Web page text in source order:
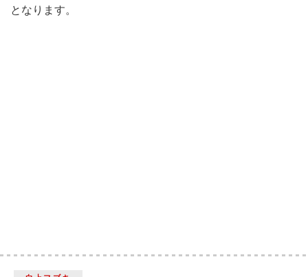
となります。